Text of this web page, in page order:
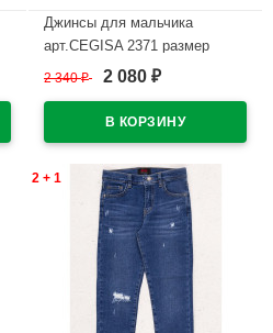
Джинсы для мальчика
арт.CEGISA 2371 размер
42/158-46/170 цвет черный
2 340₽ 2 080 ₽
2 + 1